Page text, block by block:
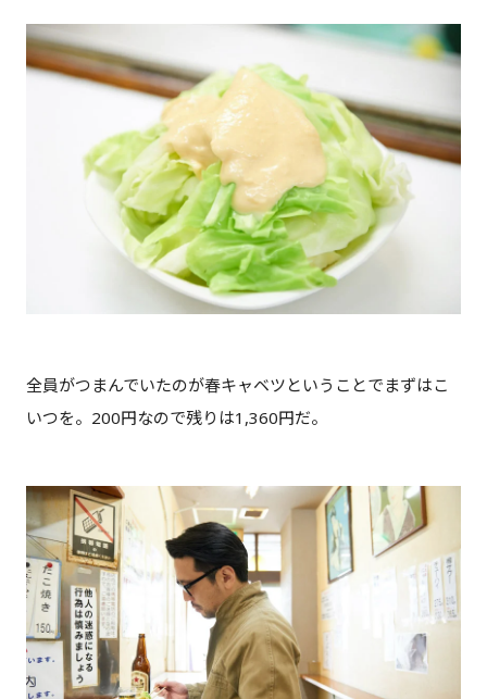
全員がつまんでいたのが春キャベツということでまずはこ
いつを。200円なので残りは1,360円だ。